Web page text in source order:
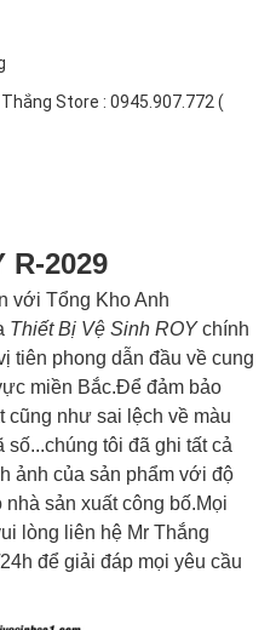
Store : 0945.907.772 (
R-2029
với Tổng Kho Anh
Thiết Bị Vệ Sinh ROY chính
tiên phong dẫn đầu về cung
miền Bắc.Để đảm bảo
cũng như sai lệch về màu
tôi đã ghi tất cả
ảnh của sản phẩm với độ
sản xuất công bố.Mọi
lòng liên hệ Mr Thắng
để giải đáp mọi yêu cầu